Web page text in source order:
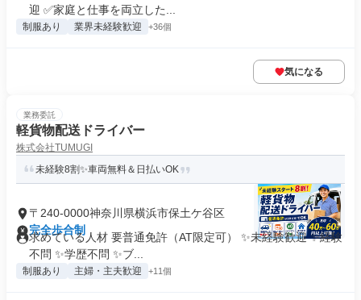
迎 ✅家庭と仕事を両立した...
制服あり 業界未経験歓迎 +36個
気になる
業務委託
軽貨物配送ドライバー
株式会社TUMUGI
未経験8割✨車両無料＆日払いOK
〒240-0000神奈川県横浜市保土ケ谷区
完全歩合制
求めている人材 要普通免許（AT限定可） ✨未経験歓迎 ✨経験
不問 ✨学歴不問 ✨ブ...
制服あり 主婦・主夫歓迎 +11個